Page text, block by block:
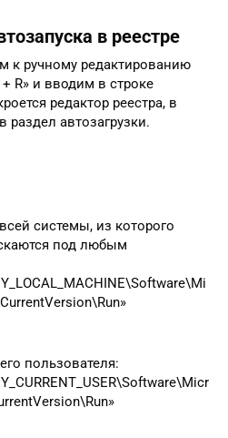
в реестре
к ручному редактированию
R» и вводим в строке
редактор реестра, в
автозагрузки.
системы, из которого
под любым
пользователя: